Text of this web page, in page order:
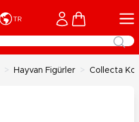
TR Cart
> Hayvan Figürler > Collecta